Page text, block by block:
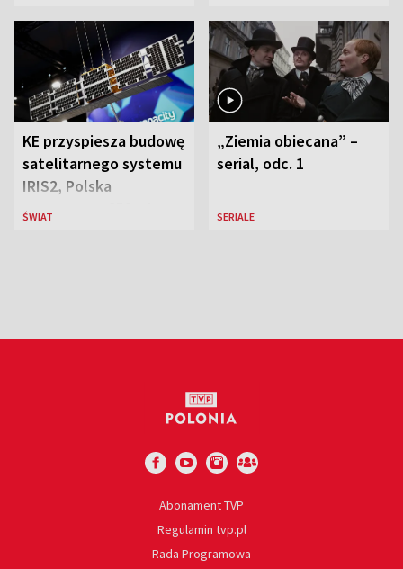
KE przyspiesza budowę
satelitarnego systemu
IRIS2, Polska
przeznaczy 656 mln
ŚWIAT
„Ziemia obiecana” –
serial, odc. 1
SERIALE
Abonament TVP
Regulamin tvp.pl
Rada Programowa